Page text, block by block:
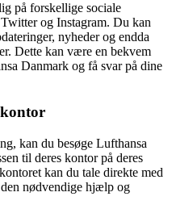
på forskellige sociale
og Instagram. Du kan
nyheder og endda
Dette kan være en bekvem
Danmark og få svar på dine
kan du besøge Lufthansa
til deres kontor på deres
kan du tale direkte med
nødvendige hjælp og